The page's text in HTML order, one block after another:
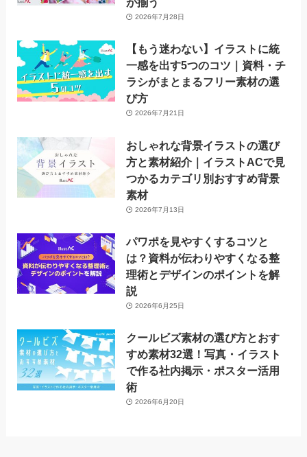
2026年7月28日
【もう迷わない】イラストに統
一感を出す5つのコツ｜資料・チ
ラシがまとまるフリー素材の選
び方
2026年7月21日
おしゃれな背景イラストの選び
方と素材紹介｜イラストACで見
つかるカテゴリ別おすすめ背景
素材
2026年7月13日
パワポを見やすくするコツと
は？資料が伝わりやすくなる整
理術とデザインのポイントを解
説
2026年6月25日
クールビズ素材の選び方とおす
すめ素材32選！写真・イラスト
で作る社内掲示・ポスター活用
術
2026年6月20日